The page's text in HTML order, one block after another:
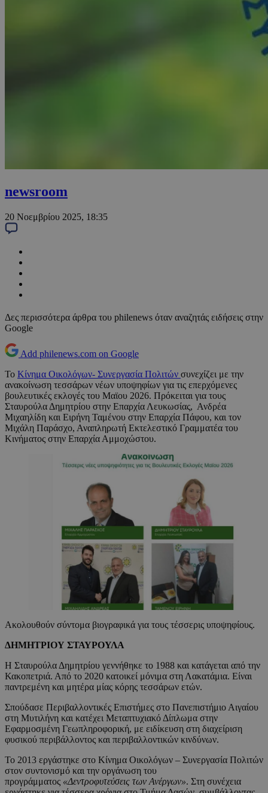
newsroom
20 Νοεμβρίου 2025, 18:35
Δες περισσότερα άρθρα του philenews όταν αναζητάς ειδήσεις στην
Google
Add philenews.com on Google
Το Κίνημα Οικολόγων- Συνεργασία Πολιτών συνεχίζει με την
ανακοίνωση τεσσάρων νέων υποψηφίων για τις επερχόμενες
βουλευτικές εκλογές του Μαϊου 2026. Πρόκειται για τους
Σταυρούλα Δημητρίου στην Επαρχία Λευκωσίας, Ανδρέα
Μιχαηλίδη και Ειρήνη Ταμένου στην Επαρχία Πάφου, και τον
Μιχάλη Παράσχο, Αναπληρωτή Εκτελεστικό Γραμματέα του
Κινήματος στην Επαρχία Αμμοχώστου.
Ακολουθούν σύντομα βιογραφικά για τους τέσσερις υποψηφίους.
ΔΗΜΗΤΡΙΟΥ ΣΤΑΥΡΟΥΛΑ
Η Σταυρούλα Δημητρίου γεννήθηκε το 1988 και κατάγεται από την
Κακοπετριά. Από το 2020 κατοικεί μόνιμα στη Λακατάμια. Είναι
παντρεμένη και μητέρα μίας κόρης τεσσάρων ετών.
Σπούδασε Περιβαλλοντικές Επιστήμες στο Πανεπιστήμιο Αιγαίου
στη Μυτιλήνη και κατέχει Μεταπτυχιακό Δίπλωμα στην
Εφαρμοσμένη Γεωπληροφορική, με ειδίκευση στη διαχείριση
φυσικού περιβάλλοντος και περιβαλλοντικών κινδύνων.
Το 2013 εργάστηκε στο Κίνημα Οικολόγων – Συνεργασία Πολιτών
στον συντονισμό και την οργάνωση του
προγράμματος «Δεντροφυτεύσεις των Ανέργων». Στη συνέχεια